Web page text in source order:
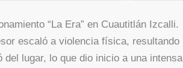
“La Era” en Cuautitlán Izcalli.
escaló a violencia física, resultando
del lugar, lo que dio inicio a una intensa